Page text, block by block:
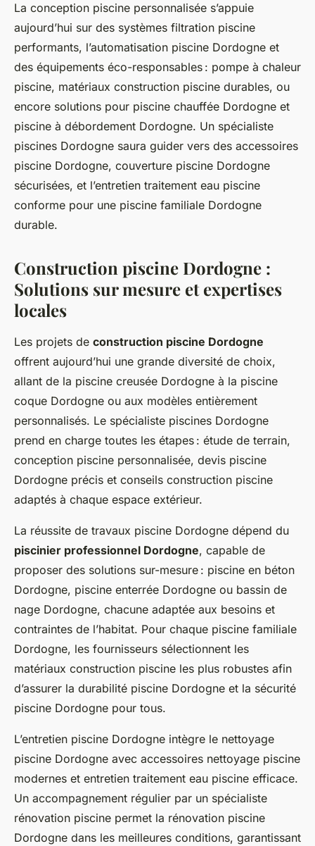
La conception piscine personnalisée s’appuie
aujourd’hui sur des systèmes filtration piscine
performants, l’automatisation piscine Dordogne et
des équipements éco-responsables : pompe à chaleur
piscine, matériaux construction piscine durables, ou
encore solutions pour piscine chauffée Dordogne et
piscine à débordement Dordogne. Un spécialiste
piscines Dordogne saura guider vers des accessoires
piscine Dordogne, couverture piscine Dordogne
sécurisées, et l’entretien traitement eau piscine
conforme pour une piscine familiale Dordogne
durable.
Construction piscine Dordogne :
Solutions sur mesure et expertises
locales
Les projets de construction piscine Dordogne
offrent aujourd’hui une grande diversité de choix,
allant de la piscine creusée Dordogne à la piscine
coque Dordogne ou aux modèles entièrement
personnalisés. Le spécialiste piscines Dordogne
prend en charge toutes les étapes : étude de terrain,
conception piscine personnalisée, devis piscine
Dordogne précis et conseils construction piscine
adaptés à chaque espace extérieur.
La réussite de travaux piscine Dordogne dépend du
piscinier professionnel Dordogne, capable de
proposer des solutions sur-mesure : piscine en béton
Dordogne, piscine enterrée Dordogne ou bassin de
nage Dordogne, chacune adaptée aux besoins et
contraintes de l’habitat. Pour chaque piscine familiale
Dordogne, les fournisseurs sélectionnent les
matériaux construction piscine les plus robustes afin
d’assurer la durabilité piscine Dordogne et la sécurité
piscine Dordogne pour tous.
L’entretien piscine Dordogne intègre le nettoyage
piscine Dordogne avec accessoires nettoyage piscine
modernes et entretien traitement eau piscine efficace.
Un accompagnement régulier par un spécialiste
rénovation piscine permet la rénovation piscine
Dordogne dans les meilleures conditions, garantissant